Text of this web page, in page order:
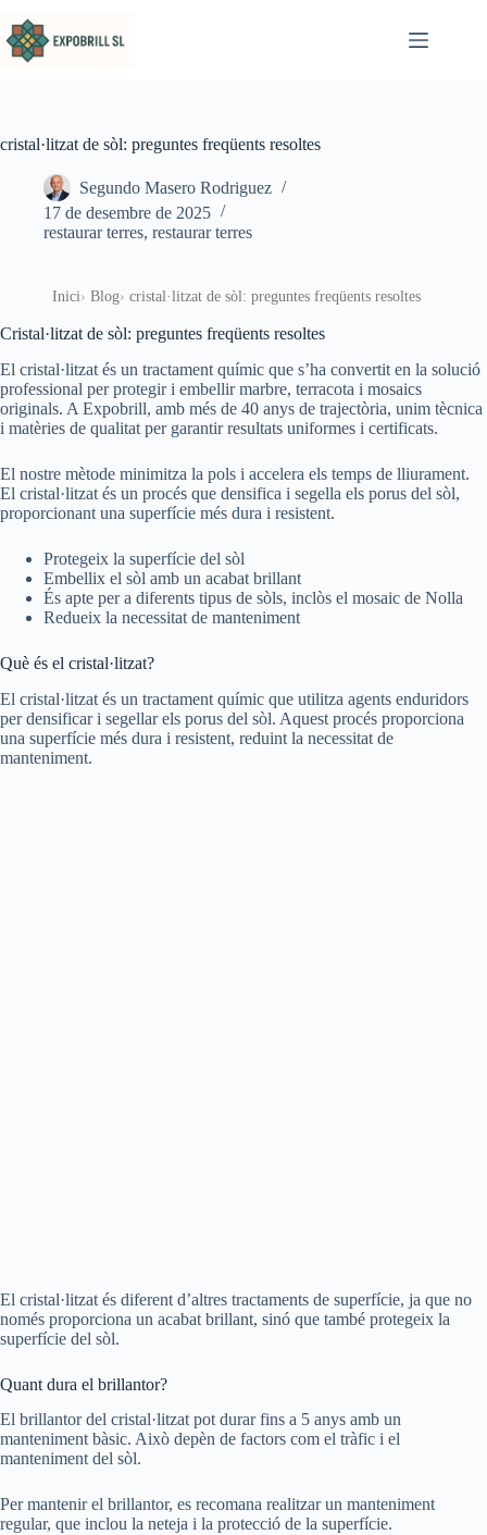
cristal·litzat de sòl: preguntes freqüents resoltes
Segundo Masero Rodriguez
17 de desembre de 2025
restaurar terres, restaurar terres
Inici Blog cristal·litzat de sòl: preguntes freqüents resoltes
Cristal·litzat de sòl: preguntes freqüents resoltes
El cristal·litzat és un tractament químic que s’ha convertit en la solució
professional per protegir i embellir marbre, terracota i mosaics
originals. A Expobrill, amb més de 40 anys de trajectòria, unim tècnica
i matèries de qualitat per garantir resultats uniformes i certificats.
El nostre mètode minimitza la pols i accelera els temps de lliurament.
El cristal·litzat és un procés que densifica i segella els porus del sòl,
proporcionant una superfície més dura i resistent.
Protegeix la superfície del sòl
Embellix el sòl amb un acabat brillant
És apte per a diferents tipus de sòls, inclòs el mosaic de Nolla
Redueix la necessitat de manteniment
Què és el cristal·litzat?
El cristal·litzat és un tractament químic que utilitza agents enduridors
per densificar i segellar els porus del sòl. Aquest procés proporciona
una superfície més dura i resistent, reduint la necessitat de
manteniment.
El cristal·litzat és diferent d’altres tractaments de superfície, ja que no
només proporciona un acabat brillant, sinó que també protegeix la
superfície del sòl.
Quant dura el brillantor?
El brillantor del cristal·litzat pot durar fins a 5 anys amb un
manteniment bàsic. Això depèn de factors com el tràfic i el
manteniment del sòl.
Per mantenir el brillantor, es recomana realitzar un manteniment
regular, que inclou la neteja i la protecció de la superfície.